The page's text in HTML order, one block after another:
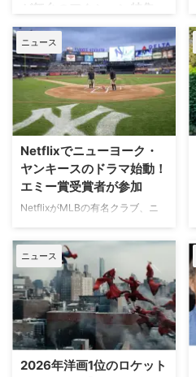
が舞台のアクション特集」
放送
日本で唯一のアクション海外ドラ
マ専門チャンネル「アクションチ
ャンネル」にて、8月11日の山の
日に合わせた特別編成「山が舞台
のアクション特集」が放送され
る。 8月11日「山の日」に注目の
山岳アクション2作品を特別編成
今回の特集では、米陸軍特殊部隊
出身の保安官が山岳地帯の町で起
きる難事件に挑む全米大ヒット作
『ブルーリッジ 山岳捜査網』が
独占日本初放送。さらに、元特殊
部隊員の父親が娘を守るために大
自然を駆け巡るフランス発の話題
作『デビルズ・リープ～娘を守
れ！最強の親父』が一挙放送され
る。雄大な自然の中で繰り広 …
ニュース
Netflixでニューヨーク・
ヤンキースのドラマ始動！
エミー賞受賞者が参加
NetflixがMLBの有名クラブ、ニ
した新作ドラマシリーズの開発を
進めている。米Varietyが報じ
た。 『オザークへようこそ』ジ
ェイソン・ベイトマンも関与
Netflixは、今年3月のMLB開幕戦
をライヴ配信したのを皮切りに、
7月のホームランダービーもリリ
ースするなど、MLBとの関係性
を深めている。この協力関係は
ニュース
2026年洋画1位のロケット